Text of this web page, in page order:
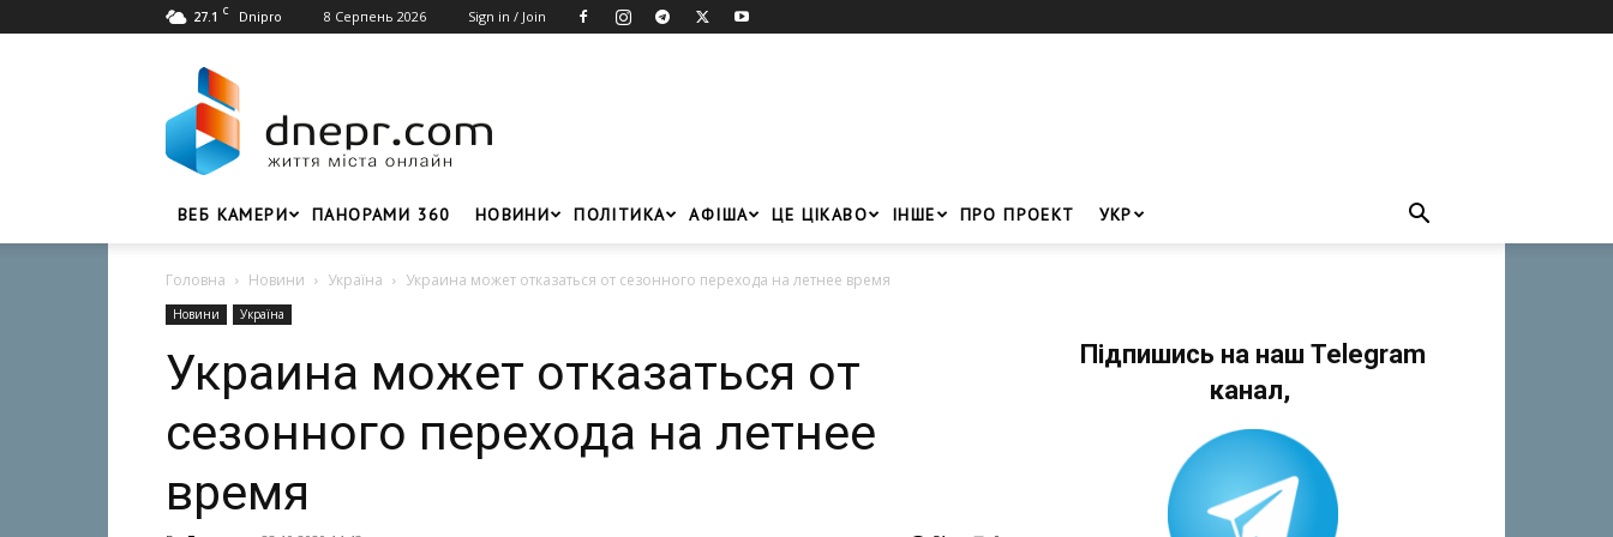
27.1 C Dnipro 8 Серпень 2026 Sign in / Join
Головний
портал
Дніпра
ВЕБ КАМЕРИ ПАНОРАМИ 360 НОВИНИ ПОЛІТИКА АФІША ЦЕ ЦІКАВО ІНШЕ ПРО ПРОЕКТ УКР
Головна Новини Україна Украина может отказаться от сезонного перехода на летнее время
Новини Україна
Украина может отказаться от
сезонного перехода на летнее
время
Підпишись на наш Telegram
канал,